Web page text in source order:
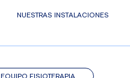
NUESTRAS INSTALACIONES